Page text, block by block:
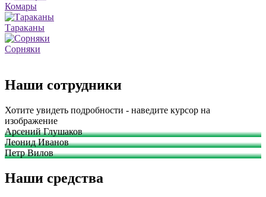
Комары
Тараканы
Сорняки
Наши сотрудники
Хотите увидеть подробности - наведите курсор на
изображение
Арсений Глушаков
Леонид Иванов
Петр Вилов
Наши средства